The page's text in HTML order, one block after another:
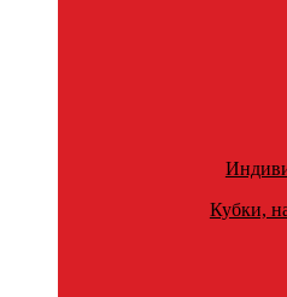
Кубки,